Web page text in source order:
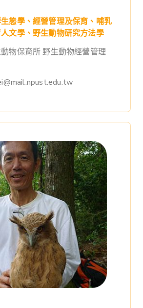
態學、經營管理及保育、哺乳
文學、野生動物研究方法學
物保育所 野生動物經營管理